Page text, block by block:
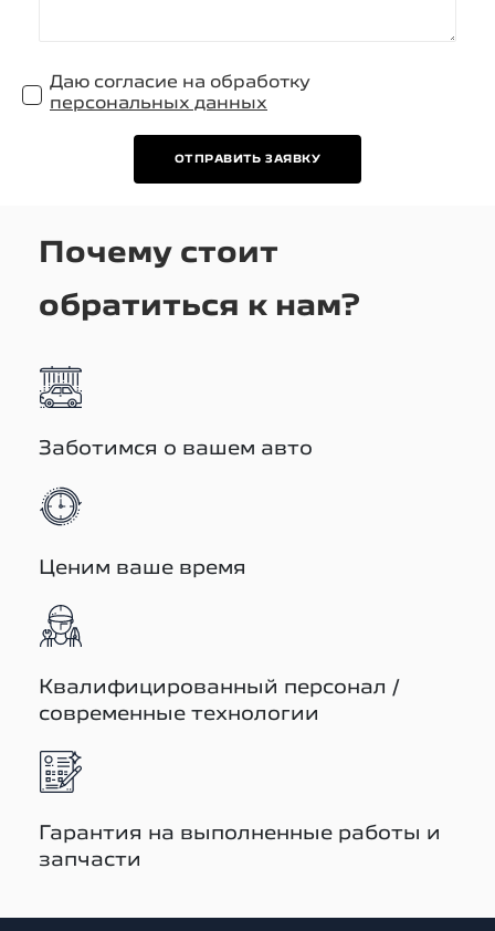
Даю согласие на обработку
персональных данных
ОТПРАВИТЬ ЗАЯВКУ
Почему стоит
обратиться к нам?
Заботимся о вашем авто
Ценим ваше время
Квалифицированный персонал /
современные технологии
Гарантия на выполненные работы и
запчасти